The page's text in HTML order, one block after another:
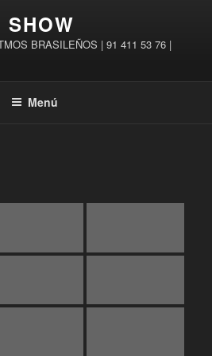
SHOW
BRASILEÑOS | 91 411 53 76 |
Menú